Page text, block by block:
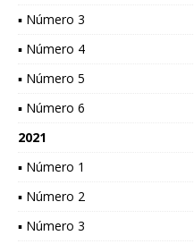
▪ Número 3
▪ Número 4
▪ Número 5
▪ Número 6
2021
▪ Número 1
▪ Número 2
▪ Número 3